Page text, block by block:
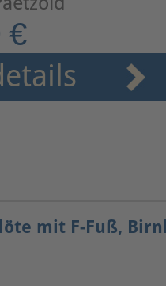
€
mit F-Fuß,